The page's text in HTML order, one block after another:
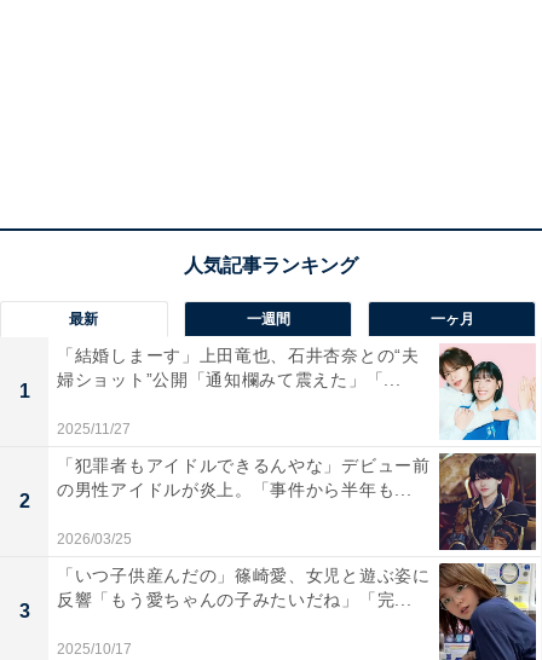
最新 一週間 一ヶ月
1
「結婚しまーす」上田竜也、石井杏奈との“夫
婦ショット”公開「通知欄みて震えた」「...
2025/11/27
2
「犯罪者もアイドルできるんやな」デビュー前
の男性アイドルが炎上。「事件から半年も...
2026/03/25
3
「いつ子供産んだの」篠崎愛、女児と遊ぶ姿に
反響「もう愛ちゃんの子みたいだね」「完...
2025/10/17